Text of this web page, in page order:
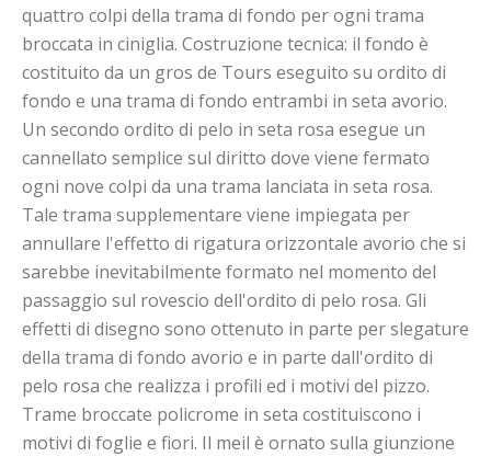
quattro colpi della trama di fondo per ogni trama
broccata in ciniglia. Costruzione tecnica: il fondo è
costituito da un gros de Tours eseguito su ordito di
fondo e una trama di fondo entrambi in seta avorio.
Un secondo ordito di pelo in seta rosa esegue un
cannellato semplice sul diritto dove viene fermato
ogni nove colpi da una trama lanciata in seta rosa.
Tale trama supplementare viene impiegata per
annullare l'effetto di rigatura orizzontale avorio che si
sarebbe inevitabilmente formato nel momento del
passaggio sul rovescio dell'ordito di pelo rosa. Gli
effetti di disegno sono ottenuto in parte per slegature
della trama di fondo avorio e in parte dall'ordito di
pelo rosa che realizza i profili ed i motivi del pizzo.
Trame broccate policrome in seta costituiscono i
motivi di foglie e fiori. Il meil è ornato sulla giunzione